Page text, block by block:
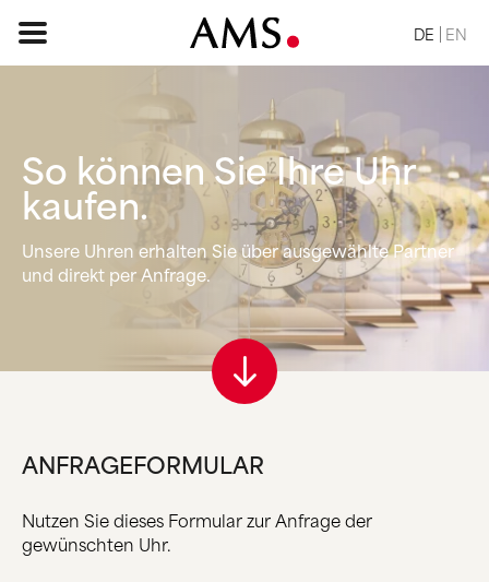
STARTSEITE
SORTIMENT
BASIC
KLASSISCH
VINTAGE
ANFRAGE
ÜBER UNS
HERSTELLUNG
DE EN
So können SieIhre Uhr
kaufen.
Unsere Uhren erhalten Sie über ausgewählte Partner
und direkt per Anfrage.
ANFRAGEFORMULAR
Nutzen Sie dieses Formular zur Anfrage der
gewünschten Uhr.